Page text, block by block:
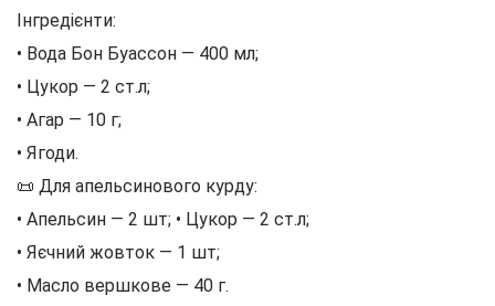
Інгредієнти:
• Вода Бон Буассон — 400 мл;
• Цукор — 2 ст.л;
• Агар — 10 г;
• Ягоди.
📜 Для апельсинового курду:
• Апельсин — 2 шт; • Цукор — 2 ст.л;
• Яєчний жовток — 1 шт;
• Масло вершкове — 40 г.